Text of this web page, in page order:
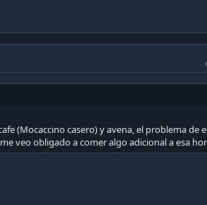
(Mocaccino casero) y avena, el problema de
veo obligado a comer algo adicional a esa